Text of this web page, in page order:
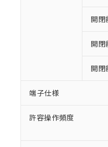
開閉
開閉
開閉
端子仕様
許容操作頻度